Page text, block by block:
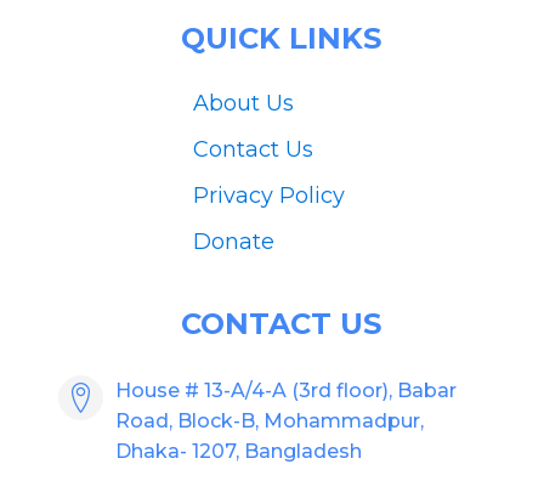
QUICK LINKS
About Us
Contact Us
Privacy Policy
Donate
CONTACT US
House # 13-A/4-A (3rd floor), Babar
Road, Block-B, Mohammadpur,
Dhaka- 1207, Bangladesh